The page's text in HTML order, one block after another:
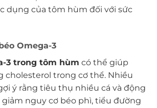
dụng của tôm hùm đối với sức
Omega-3
3 trong tôm hùm có thể giúp
cholesterol trong cơ thể. Nhiều
ý rằng tiêu thụ nhiều cá và động
giảm nguy cơ béo phì, tiểu đường